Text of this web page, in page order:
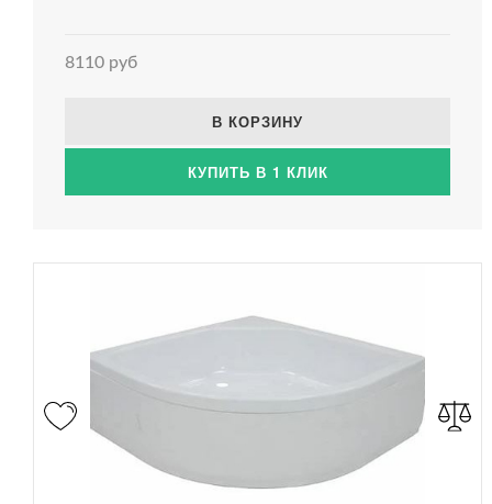
8110 руб
В КОРЗИНУ
КУПИТЬ В 1 КЛИК